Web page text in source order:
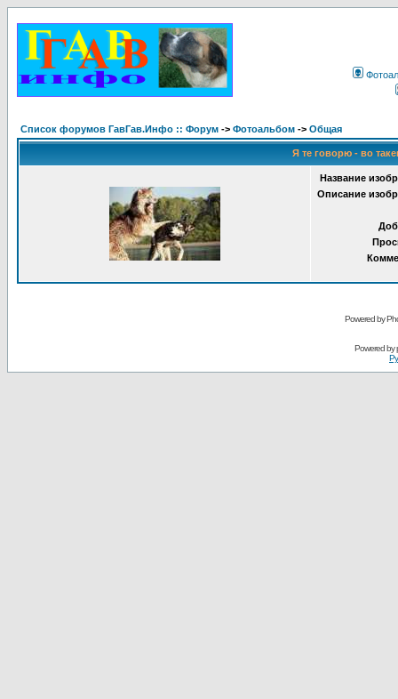
Список форумов ГавГав.Инфо :: Форум -> Фотоальбом -> Общая
Я те говорю - во
Название
Описание
Powered by
Powered by